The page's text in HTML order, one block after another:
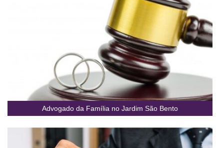
Advogado da Família no Jardim São Bento